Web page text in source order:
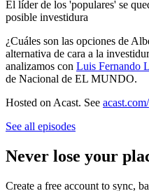
El líder de los 'populares' se
posible investidura
¿Cuáles son las opciones de
alternativa de cara a la
analizamos con Luis Fernando
de Nacional de EL MUNDO.
Hosted on Acast. See
See all episodes
Never lose your
Create a free account to sync,